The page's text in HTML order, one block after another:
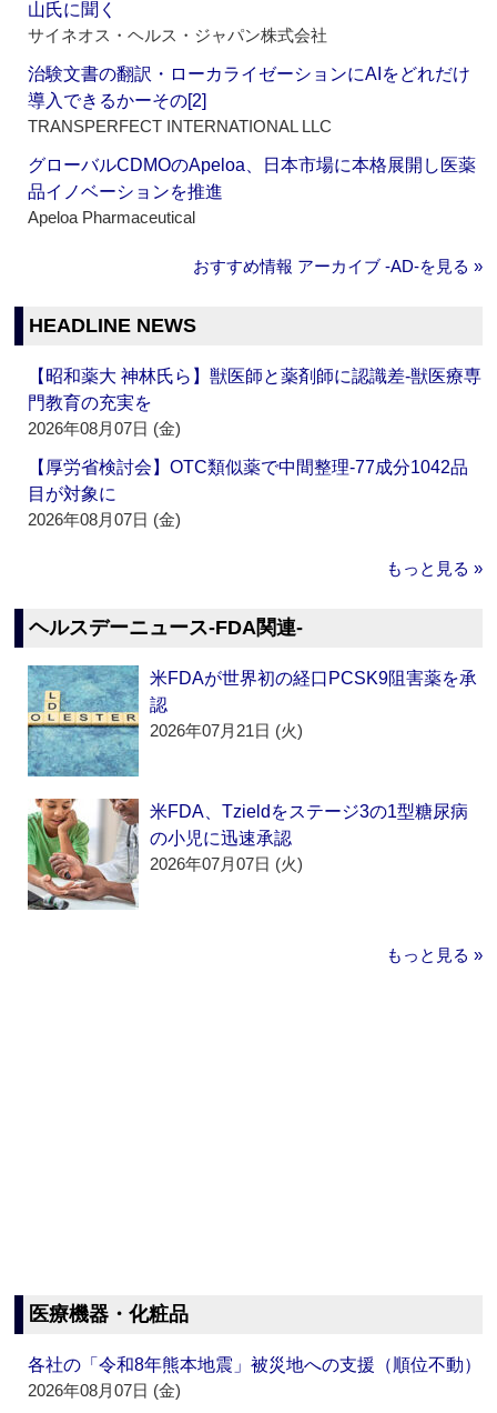
山氏に聞く
サイネオス・ヘルス・ジャパン株式会社
治験文書の翻訳・ローカライゼーションにAIをどれだけ
導入できるかーその[2]
TRANSPERFECT INTERNATIONAL LLC
グローバルCDMOのApeloa、日本市場に本格展開し医薬
品イノベーションを推進
Apeloa Pharmaceutical
おすすめ情報 アーカイブ ‐AD‐を見る »
HEADLINE NEWS
【昭和薬大 神林氏ら】獣医師と薬剤師に認識差‐獣医療専
門教育の充実を
2026年08月07日 (金)
【厚労省検討会】OTC類似薬で中間整理‐77成分1042品
目が対象に
2026年08月07日 (金)
もっと見る »
ヘルスデーニュース‐FDA関連‐
米FDAが世界初の経口PCSK9阻害薬を承
認
2026年07月21日 (火)
米FDA、Tzieldをステージ3の1型糖尿病
の小児に迅速承認
2026年07月07日 (火)
もっと見る »
医療機器・化粧品
各社の「令和8年熊本地震」被災地への支援（順位不動）
2026年08月07日 (金)